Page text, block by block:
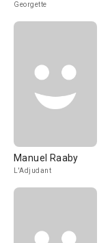
Georgette
Manuel Raaby
L'Adjudant